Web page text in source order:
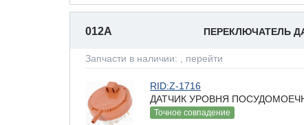
012A ПЕРЕКЛЮЧАТЕЛЬ
Запчасти в наличии: , перейти
RID:Z-1716
ДАТЧИК УРОВНЯ
Точное совпадение